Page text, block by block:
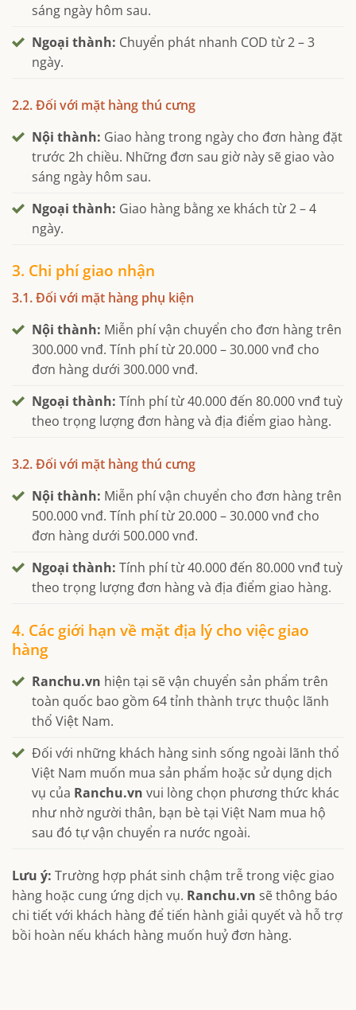
sáng ngày hôm sau.
Ngoại thành: Chuyển phát nhanh COD từ 2 – 3
ngày.
2.2. Đối với mặt hàng thú cưng
Nội thành: Giao hàng trong ngày cho đơn hàng đặt
trước 2h chiều. Những đơn sau giờ này sẽ giao vào
sáng ngày hôm sau.
Ngoại thành: Giao hàng bằng xe khách từ 2 – 4
ngày.
3. Chi phí giao nhận
3.1. Đối với mặt hàng phụ kiện
Nội thành: Miễn phí vận chuyển cho đơn hàng trên
300.000 vnđ. Tính phí từ 20.000 – 30.000 vnđ cho
đơn hàng dưới 300.000 vnđ.
Ngoại thành: Tính phí từ 40.000 đến 80.000 vnđ tuỳ
theo trọng lượng đơn hàng và địa điểm giao hàng.
3.2. Đối với mặt hàng thú cưng
Nội thành: Miễn phí vận chuyển cho đơn hàng trên
500.000 vnđ. Tính phí từ 20.000 – 30.000 vnđ cho
đơn hàng dưới 500.000 vnđ.
Ngoại thành: Tính phí từ 40.000 đến 80.000 vnđ tuỳ
theo trọng lượng đơn hàng và địa điểm giao hàng.
4. Các giới hạn về mặt địa lý cho việc giao
hàng
Ranchu.vn hiện tại sẽ vận chuyển sản phẩm trên
toàn quốc bao gồm 64 tỉnh thành trực thuộc lãnh
thổ Việt Nam.
Đối với những khách hàng sinh sống ngoài lãnh thổ
Việt Nam muốn mua sản phẩm hoặc sử dụng dịch
vụ của Ranchu.vn vui lòng chọn phương thức khác
như nhờ người thân, bạn bè tại Việt Nam mua hộ
sau đó tự vận chuyển ra nước ngoài.
Lưu ý: Trường hợp phát sinh chậm trễ trong việc giao
hàng hoặc cung ứng dịch vụ. Ranchu.vn sẽ thông báo
chi tiết với khách hàng để tiến hành giải quyết và hỗ trợ
bồi hoàn nếu khách hàng muốn huỷ đơn hàng.